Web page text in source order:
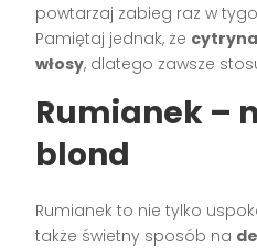
powtarzaj zabieg raz w
Pamiętaj jednak, że
włosy, dlatego zawsze
Rumianek –
blond
Rumianek to nie tylko
także świetny sposób na